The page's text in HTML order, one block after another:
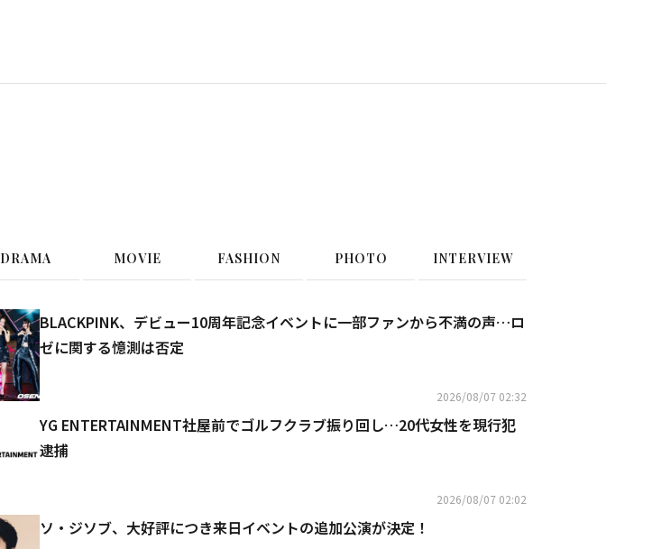
DRAMA MOVIE FASHION PHOTO INTERVIEW
BLACKPINK、デビュー10周年記念イベントに一部ファンから不満の声…ロ
ゼに関する憶測は否定
2026/08/07 02:32
YG ENTERTAINMENT社屋前でゴルフクラブ振り回し…20代女性を現行犯
逮捕
2026/08/07 02:02
ソ・ジソブ、大好評につき来日イベントの追加公演が決定！